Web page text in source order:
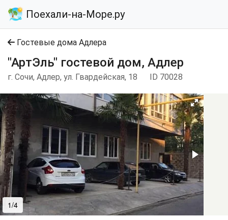
Поехали-на-Море.ру
Гостевые дома Адлера
"АртЭль" гостевой дом, Адлер
г. Сочи, Адлер, ул. Гвардейская, 18 ID 70028
1/4